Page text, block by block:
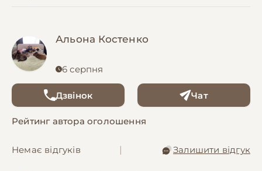
Альона Костенко
6 серпня
Дзвінок Чат
Рейтинг автора оголошення
Немає відгуків Залишити відгук